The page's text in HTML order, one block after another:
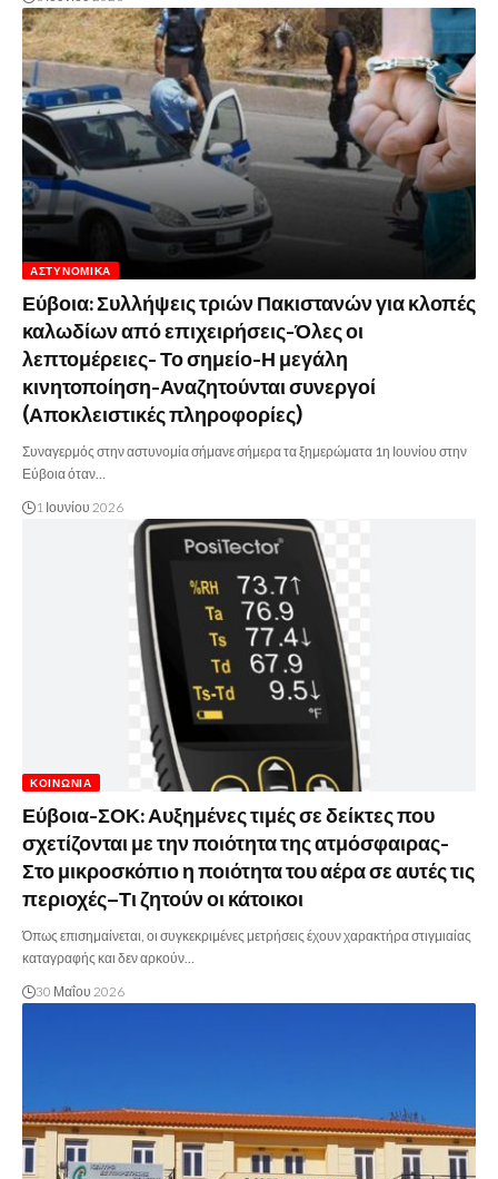
ΑΣΤΥΝΟΜΙΚΆ
Εύβοια: Συλλήψεις τριών Πακιστανών για κλοπές
καλωδίων από επιχειρήσεις-Όλες οι
λεπτομέρειες- Το σημείο-Η μεγάλη
κινητοποίηση-Αναζητούνται συνεργοί
(Αποκλειστικές πληροφορίες)
Συναγερμός στην αστυνομία σήμανε σήμερα τα ξημερώματα 1η Ιουνίου στην
Εύβοια όταν…
1 Ιουνίου 2026
ΚΟΙΝΩΝΊΑ
Εύβοια-ΣΟΚ: Αυξημένες τιμές σε δείκτες που
σχετίζονται με την ποιότητα της ατμόσφαιρας-
Στο μικροσκόπιο η ποιότητα του αέρα σε αυτές τις
περιοχές–Τι ζητούν οι κάτοικοι
Όπως επισημαίνεται, οι συγκεκριμένες μετρήσεις έχουν χαρακτήρα στιγμιαίας
καταγραφής και δεν αρκούν…
30 Μαΐου 2026